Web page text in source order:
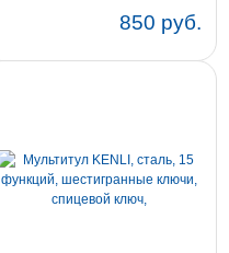
850 руб.